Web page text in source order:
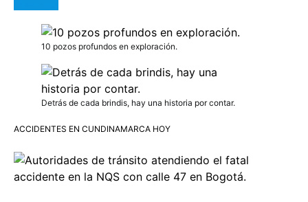
10 pozos profundos en exploración.
Detrás de cada brindis, hay una historia por contar.
ACCIDENTES EN CUNDINAMARCA HOY